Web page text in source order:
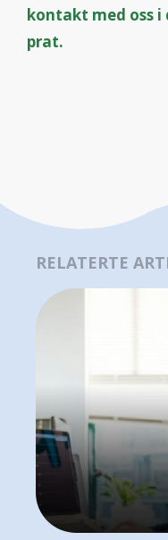
kontakt med oss
prat.
RELATERTE